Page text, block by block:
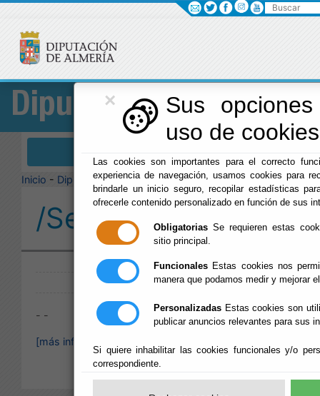
×
Sus
uso de
Las cookies son importantes para el correcto
experiencia de navegación, usamos cookies para
brindarle un inicio seguro, recopilar estadísticas
ofrecerle contenido personalizado en función de sus
Obligatorias Se requieren estas
sitio principal.
Funcionales Estas cookies nos
manera que podamos medir y mejorar
Personalizadas Estas cookies son
publicar anuncios relevantes para sus
Si quiere inhabilitar las cookies funcionales y/o
correspondiente.
Diputación
Inicio - Diputación -
/Servicios/
- -
Publicado:
[más información]
Buscar